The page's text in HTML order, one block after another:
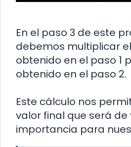
En el paso 3 de este
debemos multiplicar
obtenido en el paso 1
obtenido en el paso 2.
Este cálculo nos
valor final que será de
importancia para